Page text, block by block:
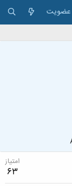
عضویت
امتیاز
63